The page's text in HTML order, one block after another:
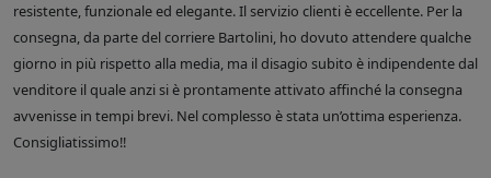
resistente, funzionale ed elegante. Il servizio clienti è eccellente. Per la
consegna, da parte del corriere Bartolini, ho dovuto attendere qualche
giorno in più rispetto alla media, ma il disagio subito è indipendente dal
venditore il quale anzi si è prontamente attivato affinché la consegna
avvenisse in tempi brevi. Nel complesso è stata un’ottima esperienza.
Consigliatissimo!!